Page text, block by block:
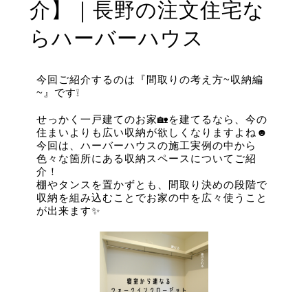
介】｜長野の注文住宅な
らハーバーハウス
今回ご紹介するのは『間取りの考え方~収納編
~』です❕
せっかく一戸建てのお家🏡を建てるなら、今の
住まいよりも広い収納が欲しくなりますよね☻
今回は、ハーバーハウスの施工実例の中から
色々な箇所にある収納スペースについてご紹
介！
棚やタンスを置かずとも、間取り決めの段階で
収納を組み込むことでお家の中を広々使うこと
が出来ます✨